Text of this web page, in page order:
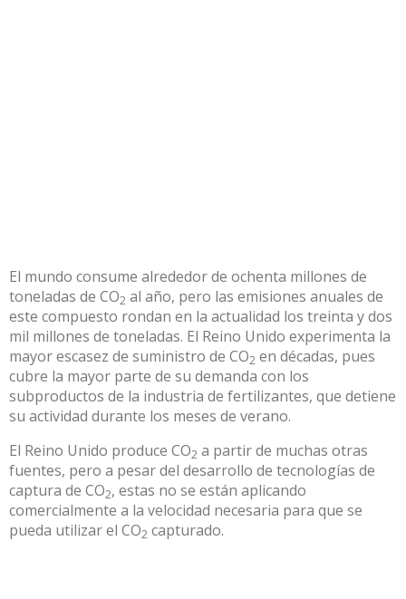
El mundo consume alrededor de ochenta millones de
toneladas de CO2 al año, pero las emisiones anuales de
este compuesto rondan en la actualidad los treinta y dos
mil millones de toneladas. El Reino Unido experimenta la
mayor escasez de suministro de CO2 en décadas, pues
cubre la mayor parte de su demanda con los
subproductos de la industria de fertilizantes, que detiene
su actividad durante los meses de verano.
El Reino Unido produce CO2 a partir de muchas otras
fuentes, pero a pesar del desarrollo de tecnologías de
captura de CO2, estas no se están aplicando
comercialmente a la velocidad necesaria para que se
pueda utilizar el CO2 capturado.